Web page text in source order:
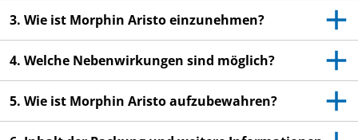
Wenn Sie Nebenwirkungen bemerken, wenden Sie
sich an Ihren Arzt oder Apotheker. Dies gilt auch
für Nebenwirkungen, die nicht in dieser
Packungsbeilage angegeben sind. Siehe Abschnitt
3. Wie ist Morphin Aristo einzunehmen?
4. Welche Nebenwirkungen sind möglich?
5. Wie ist Morphin Aristo aufzubewahren?